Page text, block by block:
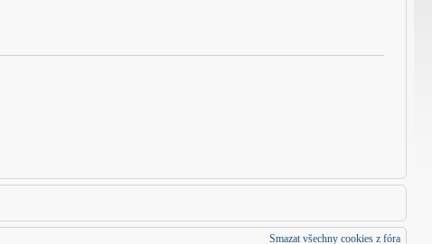
Smazat všechny cookies z fóra